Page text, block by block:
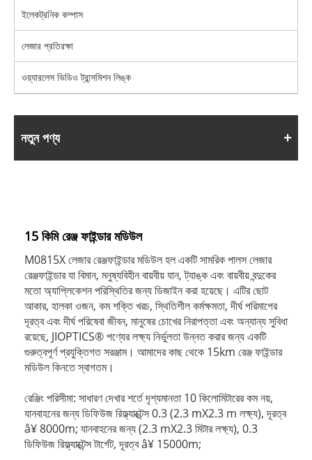
ইলেকট্রনিক কম্পাস
লেজার প্রতিরক্ষা
ওয়্যারলেস ভিডিও ট্রান্সমিশন লিঙ্ক
নতুন পণ্য
15 কিমি রেঞ্জ ফাইন্ডার মডিউল
M0815X লেজার রেঞ্জফাইন্ডার মডিউল হল একটি সামরিক পালস লেজার
রেঞ্জফাইন্ডার যা বিমান, মনুষ্যবিহীন বায়বীয় যান, ট্যাঙ্ক এবং বায়বীয় বন্দুকের
মতো অ্যাপ্লিকেশন পরিস্থিতির জন্য ডিজাইন করা হয়েছে। এটির ছোট
আকার, হালকা ওজন, কম শক্তি খরচ, স্থিতিশীল কর্মক্ষমতা, দীর্ঘ পরিমাপের
দূরত্ব এবং দীর্ঘ পরিষেবা জীবন, মানুষের চোখের নিরাপত্তা এবং অন্যান্য সুবিধা
রয়েছে, JIOPTICS® পণ্যের লক্ষ্য নির্ভুলতা উন্নত করার জন্য একটি
গুরুত্বপূর্ণ প্রযুক্তিগত সরঞ্জাম। আমাদের কাছ থেকে 15km রেঞ্জ ফাইন্ডার
মডিউল কিনতে স্বাগতম।
রেঞ্জিং পরিসীমা: সাধারণ দেখার শর্তে দৃশ্যমানতা 10 কিলোমিটারের কম নয়,
যানবাহনের জন্য ডিফিউজ রিফ্ল্যাক্টেন্স 0.3 (2.3 mX2.3 m লক্ষ্য), দূরত্ব
â¥ 8000m; যানবাহনের জন্য (2.3 mX2.3 মিটার লক্ষ্য), 0.3
ডিফিউজ রিফ্ল্যাক্টেন্স টার্গেট, দূরত্ব â¥ 15000m;